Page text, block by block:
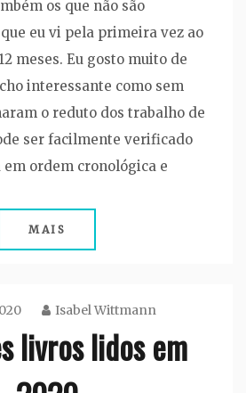
os que não são
eu vi pela primeira vez ao
meses. Eu gosto muito de
interessante como sem
o reduto dos trabalho de
ser facilmente verificado
em ordem cronológica e
MAIS
Isabel Wittmann
livros lidos em